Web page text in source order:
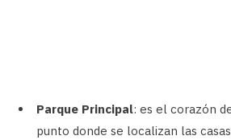
Parque Principal: es el corazón
punto donde se localizan las